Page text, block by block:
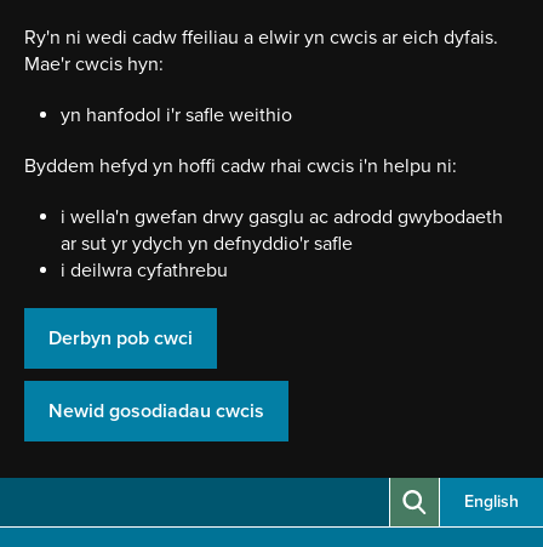
Ry'n ni wedi cadw ffeiliau a elwir yn cwcis ar eich dyfais.
Mae'r cwcis hyn:
yn hanfodol i'r safle weithio
Byddem hefyd yn hoffi cadw rhai cwcis i'n helpu ni:
i wella'n gwefan drwy gasglu ac adrodd gwybodaeth
ar sut yr ydych yn defnyddio'r safle
i deilwra cyfathrebu
Derbyn pob cwci
Newid gosodiadau cwcis
English